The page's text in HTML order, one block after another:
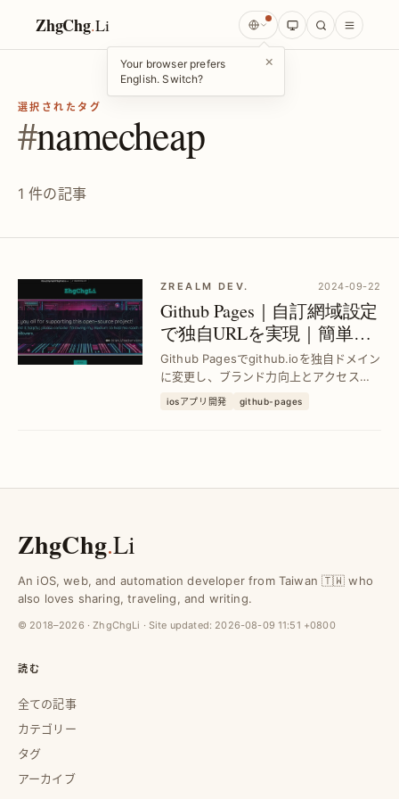
ZhgChg.Li
Your browser prefers
English. Switch?
×
選択されたタグ
#namecheap
1 件の記事
ZREALM DEV. 2024-09-22
Github Pages｜自訂網域設定
で独自URLを実現｜簡単手
順ガイド
Github Pagesでgithub.ioを独自ドメイン
に変更し、ブランド力向上とアクセス増
加を実現。初心者でも迷わない設定方法
を丁寧に解説し、サイトの信頼性と認知
iosアプリ開発 github-pages
ZhgChg.Li
An iOS, web, and automation developer from Taiwan 🇹🇼 who
also loves sharing, traveling, and writing.
© 2018–2026 · ZhgChgLi · Site updated: 2026-08-09 11:51 +0800
読む
全ての記事
カテゴリー
タグ
アーカイブ